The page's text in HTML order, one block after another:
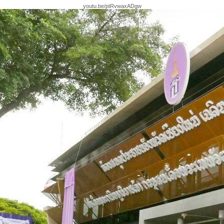
youtu.be/ptRvwaxADgw